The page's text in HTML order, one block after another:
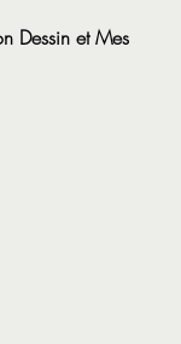
Dessin et Mes